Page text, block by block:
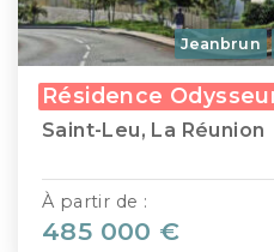
Jeanbrun
Résidence
Saint-Leu, La Réunion
À partir de :
485 000 €